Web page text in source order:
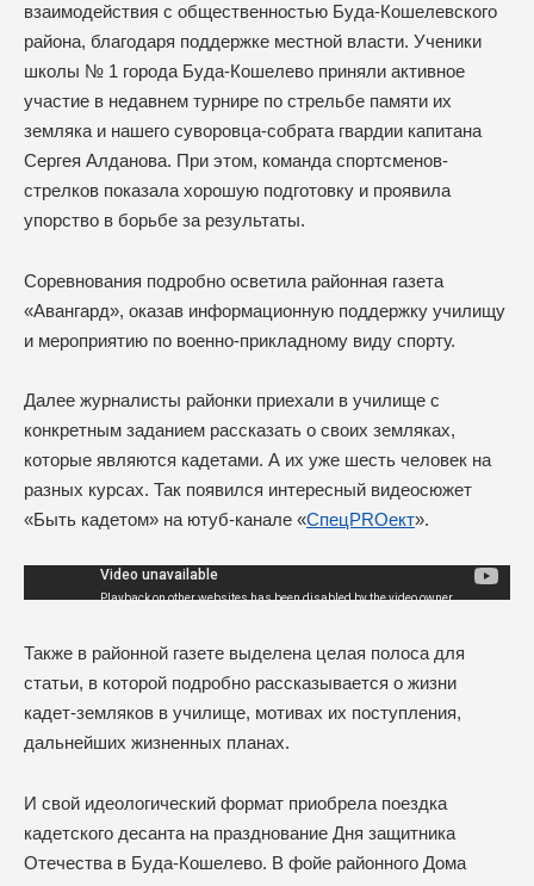
взаимодействия с общественностью Буда-Кошелевского
района, благодаря поддержке местной власти. Ученики
школы № 1 города Буда-Кошелево приняли активное
участие в недавнем турнире по стрельбе памяти их
земляка и нашего суворовца-собрата гвардии капитана
Сергея Алданова. При этом, команда спортсменов-
стрелков показала хорошую подготовку и проявила
упорство в борьбе за результаты.
Соревнования подробно осветила районная газета
«Авангард», оказав информационную поддержку училищу
и мероприятию по военно-прикладному виду спорту.
Далее журналисты районки приехали в училище с
конкретным заданием рассказать о своих земляках,
которые являются кадетами. А их уже шесть человек на
разных курсах. Так появился интересный видеосюжет
«Быть кадетом» на ютуб-канале «СпецPROект».
Также в районной газете выделена целая полоса для
статьи, в которой подробно рассказывается о жизни
кадет-земляков в училище, мотивах их поступления,
дальнейших жизненных планах.
И свой идеологический формат приобрела поездка
кадетского десанта на празднование Дня защитника
Отечества в Буда-Кошелево. В фойе районного Дома